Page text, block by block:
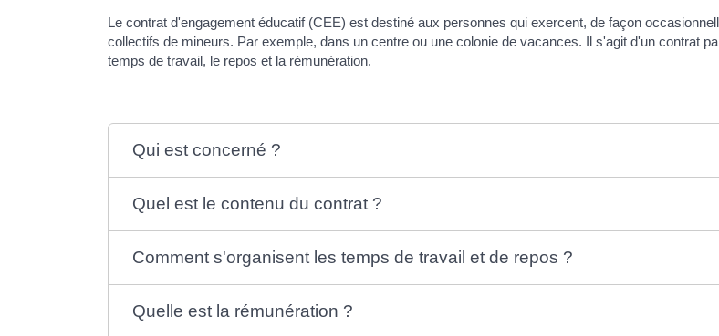
Le contrat d'engagement éducatif (CEE) est destiné aux personnes qui exercent, de façon
collectifs de mineurs. Par exemple, dans un centre ou une colonie de vacances. Il s'agit d'un contrat
temps de travail, le repos et la rémunération.
Qui est concerné ?
Quel est le contenu du contrat ?
Comment s'organisent les temps de travail et de repos ?
Quelle est la rémunération ?